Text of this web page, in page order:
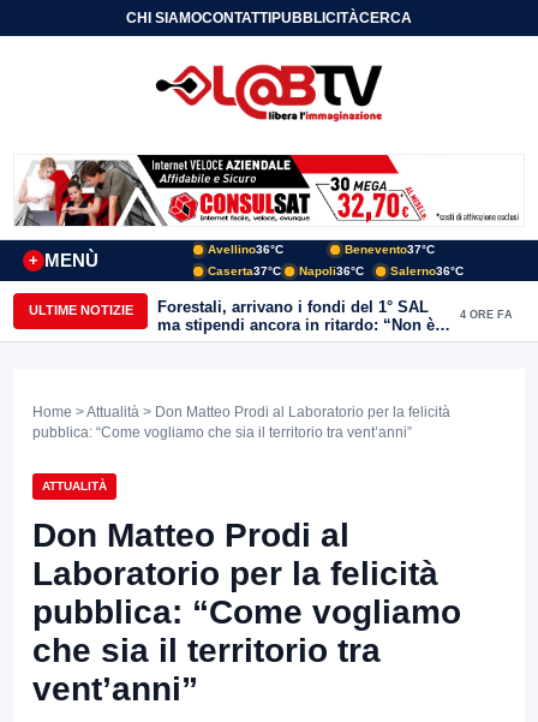
CHI SIAMOCONTATTIPUBBLICITÀCERCA
MENÙ
+
Avellino36°C Benevento37°C
Caserta37°C Napoli36°C Salerno36°C
ULTIME NOTIZIE
Forestali, arrivano i fondi del 1° SAL
ma stipendi ancora in ritardo: “Non è
più sostenibile”
4 ORE FA
Home >Attualità > Don Matteo Prodi al Laboratorio per la felicità
pubblica: “Come vogliamo che sia il territorio tra vent’anni”
ATTUALITÀ
Don Matteo Prodi al
Laboratorio per la felicità
pubblica: “Come vogliamo
che sia il territorio tra
vent’anni”